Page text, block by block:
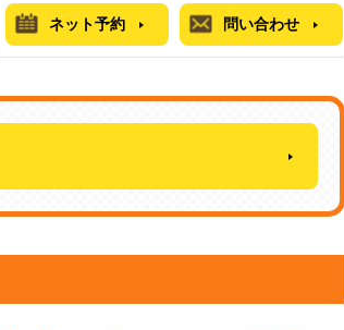
ネット予約 問い合わせ